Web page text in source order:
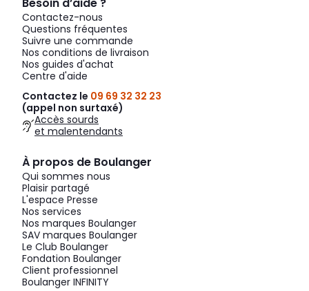
Besoin d’aide ?
Contactez-nous
Questions fréquentes
Suivre une commande
Nos conditions de livraison
Nos guides d'achat
Centre d'aide
Contactez le 09 69 32 32 23
(appel non surtaxé)
Accès sourds
et malentendants
À propos de Boulanger
Qui sommes nous
Plaisir partagé
L'espace Presse
Nos services
Nos marques Boulanger
SAV marques Boulanger
Le Club Boulanger
Fondation Boulanger
Client professionnel
Boulanger INFINITY